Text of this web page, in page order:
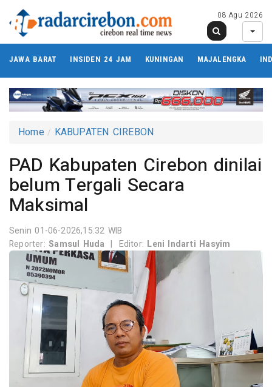
08 Agu 2026
JAWA BARAT INSIDEN 24 JAM KUNINGAN MAJALENGKA
Home KABUPATEN CIREBON
PAD Kabupaten Cirebon dinilai
belum Tergali Secara
Maksimal
Senin 01-06-2026,15:32 WIB
Reporter:Samsul Huda | Editor: Leni Indarti Hasyim